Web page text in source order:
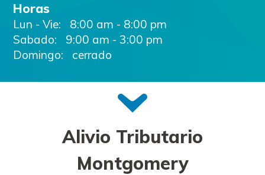
Horas
Lun - Vie: 8:00 am - 8:00 pm
Sabado: 9:00 am - 3:00 pm
Domingo: cerrado
Alivio Tributario
Montgomery